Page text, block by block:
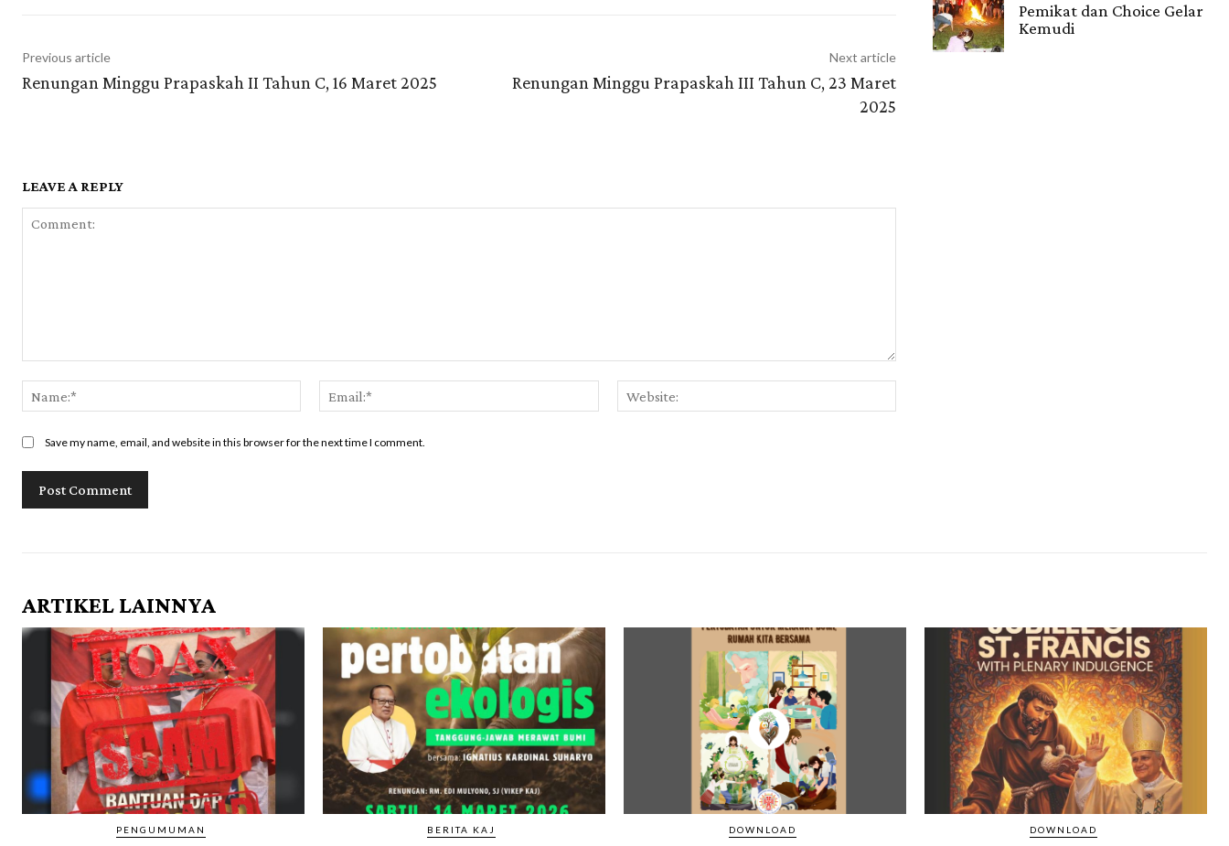
Previous article
Renungan Minggu Prapaskah II Tahun C, 16 Maret 2025
Next article
Renungan Minggu Prapaskah III Tahun C, 23 Maret
2025
LEAVE A REPLY
Save my name, email, and website in this browser for the next time I comment.
Pemikat dan Choice Gelar
Kemudi
ARTIKEL LAINNYA
PENGUMUMAN BERITA KAJ DOWNLOAD DOWNLOAD